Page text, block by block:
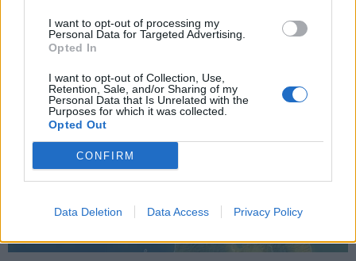
I want to opt-out of processing my
Personal Data for Targeted Advertising.
Opted In
I want to opt-out of Collection, Use,
Retention, Sale, and/or Sharing of my
Personal Data that Is Unrelated with the
Purposes for which it was collected.
Opted Out
CONFIRM
Data Deletion Data Access Privacy Policy